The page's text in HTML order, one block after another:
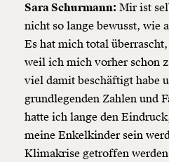
Sara Schurmann: Mir ist
nicht so lange bewusst, wie
Es hat mich total
weil ich mich vorher schon
viel damit beschäftigt habe
grundlegenden Zahlen und
hatte ich lange den
meine Enkelkinder sein
Klimakrise getroffen